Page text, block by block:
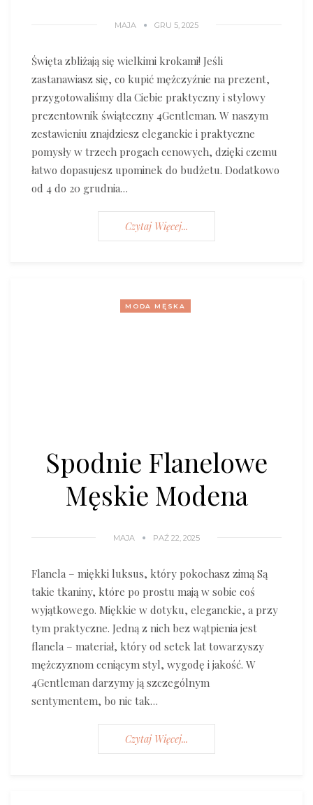
MAJA GRU 5, 2025
Święta zbliżają się wielkimi krokami! Jeśli
zastanawiasz się, co kupić mężczyźnie na prezent,
przygotowaliśmy dla Ciebie praktyczny i stylowy
prezentownik świąteczny 4Gentleman. W naszym
zestawieniu znajdziesz eleganckie i praktyczne
pomysły w trzech progach cenowych, dzięki czemu
łatwo dopasujesz upominek do budżetu. Dodatkowo
od 4 do 20 grudnia…
Czytaj Więcej...
MODA MĘSKA
Spodnie Flanelowe
Męskie Modena
MAJA PAŹ 22, 2025
Flanela – miękki luksus, który pokochasz zimą Są
takie tkaniny, które po prostu mają w sobie coś
wyjątkowego. Miękkie w dotyku, eleganckie, a przy
tym praktyczne. Jedną z nich bez wątpienia jest
flanela – materiał, który od setek lat towarzyszy
mężczyznom ceniącym styl, wygodę i jakość. W
4Gentleman darzymy ją szczególnym
sentymentem, bo nic tak…
Czytaj Więcej...